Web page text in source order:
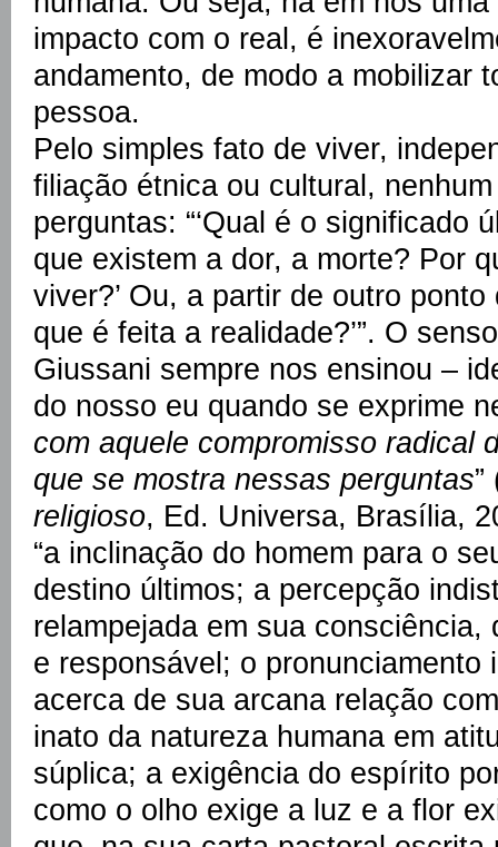
impacto com o real, é
andamento, de modo a mobilizar
pessoa.
Pelo simples fato de viver,
filiação étnica ou cultural,
perguntas: “‘Qual é o significado
que existem a dor, a morte? Por
viver?’ Ou, a partir de outro
que é feita a realidade?’”. O
Giussani sempre nos ensinou –
do nosso eu quando se exprime
com aquele compromisso radical
que se mostra nessas perguntas
religioso, Ed. Universa, Brasília,
“a inclinação do homem para o
destino últimos; a percepção
relampejada em sua
e responsável; o pronunciamento
acerca de sua arcana relação
inato da natureza humana em
súplica; a exigência do espírito
como o olho exige a luz e a flor